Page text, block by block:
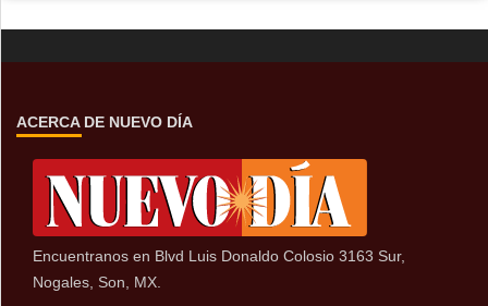
ACERCA DE NUEVO DÍA
Encuentranos en Blvd Luis Donaldo Colosio 3163 Sur,
Nogales, Son, MX.